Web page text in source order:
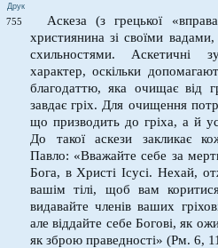
Друк
755
Аскеза (з грецької
християнина зі своїми
схильностями. Аскетичні
характер, оскільки
благодаттю, яка очищає від
завдає гріх. Для очищення
що призводить до гріха, а й
До такої аскези закликає
Павло: «Вважайте себе за
Бога, в Христі Ісусі. Нехай,
вашім тілі, щоб вам
видавайте членів ваших
але віддайте себе Богові, як
як зброю праведності» (Рм. 6,